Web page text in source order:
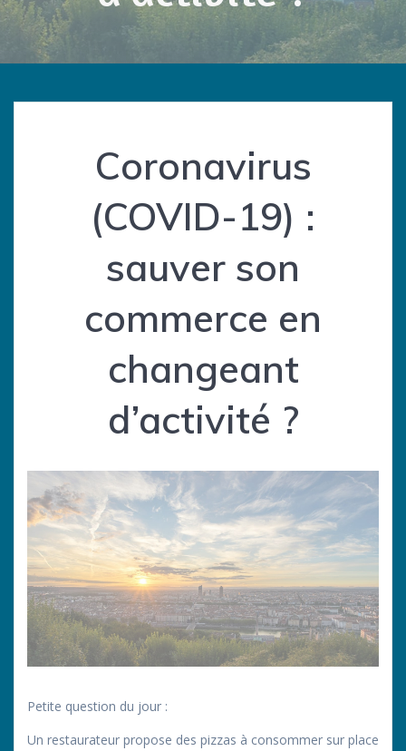
Coronavirus
(COVID-19) :
sauver son
commerce en
changeant
d’activité ?
Petite question du jour :
Un restaurateur propose des pizzas à consommer sur place